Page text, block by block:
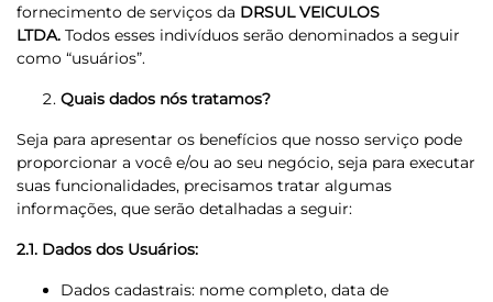
fornecimento de serviços da DRSUL VEICULOS
LTDA. Todos esses indivíduos serão denominados a seguir
como “usuários”.
Quais dados nós tratamos?
Seja para apresentar os benefícios que nosso serviço pode
proporcionar a você e/ou ao seu negócio, seja para executar
suas funcionalidades, precisamos tratar algumas
informações, que serão detalhadas a seguir:
2.1. Dados dos Usuários:
Dados cadastrais: nome completo, data de